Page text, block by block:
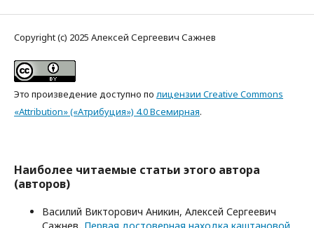
Copyright (c) 2025 Алексей Сергеевич Сажнев
Это произведение доступно по лицензии Creative Commons
«Attribution» («Атрибуция») 4.0 Всемирная.
Наиболее читаемые статьи этого автора
(авторов)
Василий Викторович Аникин, Алексей Сергеевич